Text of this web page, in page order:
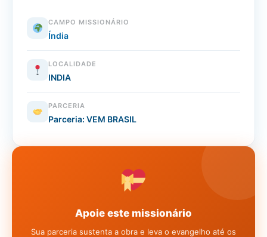
CAMPO MISSIONÁRIO
Índia
LOCALIDADE
INDIA
PARCERIA
Parceria: VEM BRASIL
Apoie este missionário
Sua parceria sustenta a obra e leva o evangelho até os